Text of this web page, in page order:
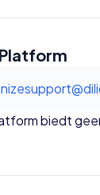
biedt